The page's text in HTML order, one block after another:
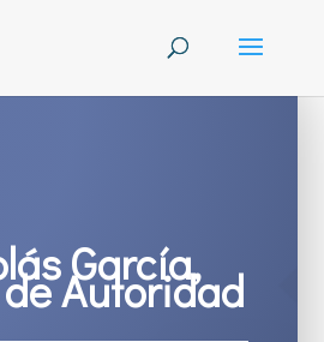
García,
de Autoridad